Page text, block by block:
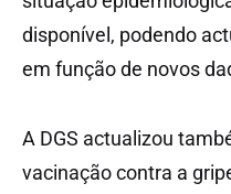
disponível, podendo
em função de novos
A DGS actualizou
vacinação contra a